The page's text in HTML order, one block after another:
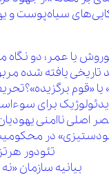
یا عمر؛ دو
یافته شده
یا «قوم
برای
اصلی ناامنی
در
تئودور
بیانیه سازمان